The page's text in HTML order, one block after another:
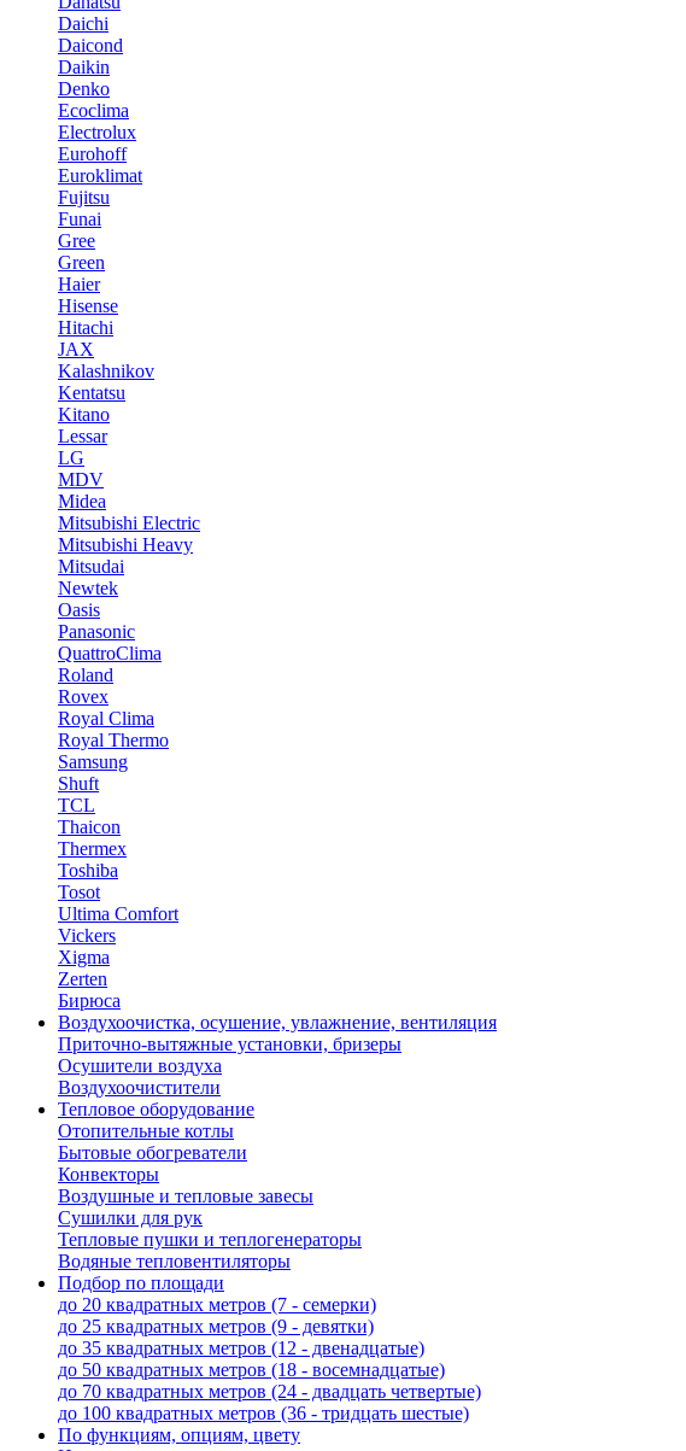
Daichi
Daicond
Daikin
Denko
Ecoclima
Electrolux
Eurohoff
Euroklimat
Fujitsu
Funai
Gree
Green
Haier
Hisense
Hitachi
JAX
Kalashnikov
Kentatsu
Kitano
Lessar
LG
MDV
Midea
Mitsubishi Electric
Mitsubishi Heavy
Mitsudai
Newtek
Oasis
Panasonic
QuattroClima
Roland
Rovex
Royal Clima
Royal Thermo
Samsung
Shuft
TCL
Thaicon
Thermex
Toshiba
Tosot
Ultima Comfort
Vickers
Xigma
Zerten
Бирюса
Воздухоочистка, осушение, увлажнение, вентиляция
Приточно-вытяжные установки, бризеры
Осушители воздуха
Воздухоочистители
Тепловое оборудование
Отопительные котлы
Бытовые обогреватели
Конвекторы
Воздушные и тепловые завесы
Сушилки для рук
Тепловые пушки и теплогенераторы
Водяные тепловентиляторы
Подбор по площади
до 20 квадратных метров (7 - семерки)
до 25 квадратных метров (9 - девятки)
до 35 квадратных метров (12 - двенадцатые)
до 50 квадратных метров (18 - восемнадцатые)
до 70 квадратных метров (24 - двадцать четвертые)
до 100 квадратных метров (36 - тридцать шестые)
По функциям, опциям, цвету